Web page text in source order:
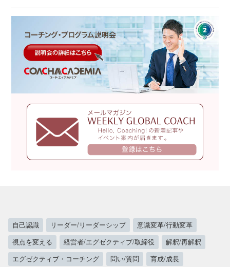
自己認識 リーダー/リーダーシップ
意識変革/行動変革
視点を変える
経営者/エグゼクティブ/取締役
解釈/再解釈
エグゼクティブ・コーチング
問い/質問
育成/成長